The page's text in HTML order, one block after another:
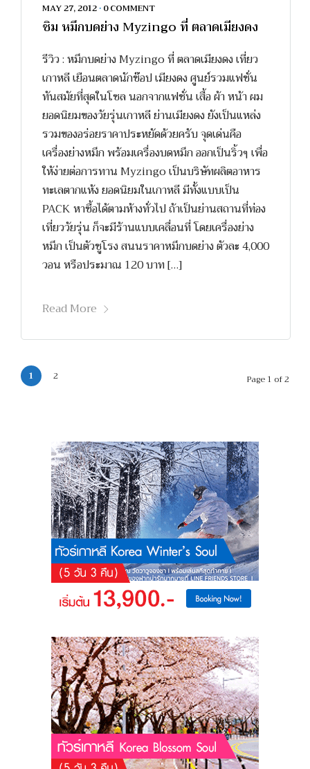
MAY 27, 2012 • 0 COMMENT
ชิม หมึกบดย่าง Myzingo ที่ ตลาดเมียงดง
รีวิว : หมึกบดย่าง Myzingo ที่ ตลาดเมียงดง เที่ยว
เกาหลี เยือนตลาดนักช๊อป เมียงดง ศูนย์รวมแฟชั่น
ทันสมัยที่สุดในโซล นอกจากแฟชั่น เสื้อ ผ้า หน้า ผม
ยอดนิยมของวัยรุ่นเกาหลี ย่านเมียงดง ยังเป็นแหล่ง
รวมของอร่อยราคาประหยัดด้วยครับ จุดเด่นคือ
เครื่องย่างหมึก พร้อมเครื่องบดหมึก ออกเป็นริ้วๆ เพื่อ
ให้ง่ายต่อการทาน Myzingo เป็นบริษัทผลิตอาหาร
ทะเลตากแห้ง ยอดนิยมในเกาหลี มีทั้งแบบเป็น
PACK หาซื้อได้ตามห้างทั่วไป ถ้าเป็นย่านสถานที่ท่อง
เที่ยววัยรุ่น ก็จะมีร้านแบบเคลื่อนที่ โดยเครื่องย่าง
หมึก เป็นตัวชูโรง สนนราคาหมึกบดย่าง ตัวละ 4,000
วอน หรือประมาณ 120 บาท […]
Read More
1 2 Page 1 of 2